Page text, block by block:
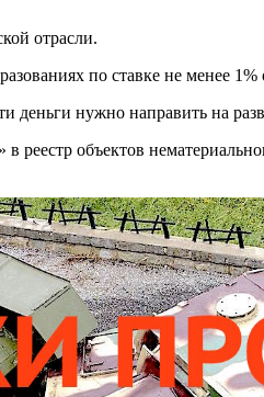
отрасли.
по ставке не менее
нужно направить на
объектов